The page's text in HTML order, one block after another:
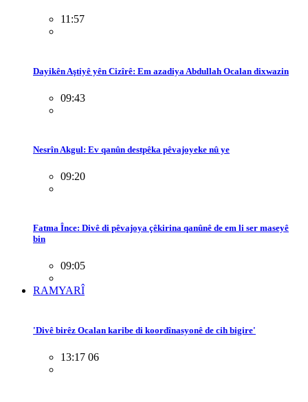
11:57
Dayikên Aştiyê yên Cizîrê: Em azadiya Abdullah Ocalan dixwazin
09:43
Nesrîn Akgul: Ev qanûn destpêka pêvajoyeke nû ye
09:20
Fatma Înce: Divê di pêvajoya çêkirina qanûnê de em li ser maseyê
bin
09:05
RAMYARÎ
'Divê birêz Ocalan karibe di koordînasyonê de cih bigire'
13:17 06